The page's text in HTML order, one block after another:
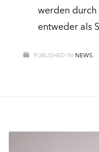
werden durch
entweder als
PUBLISHED IN NEWS.